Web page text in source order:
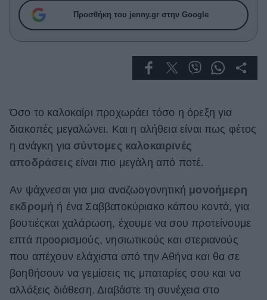
Celebrities
Συνεντεύξεις
Who
Ζώδια
Living
Cooking
Green
Αφιερώματα
ΒΟΞ
Προσθήκη του jenny.gr στην Google
Όσο το καλοκαίρι προχωράει τόσο η όρεξη για
διακοπές μεγαλώνει. Και η αλήθεια είναι πως φέτος
η ανάγκη για σύντομες καλοκαιρινές
αποδράσεις είναι πιο μεγάλη από ποτέ.
Αν ψάχνεσαι για μια αναζωογονητική μονοήμερη
εκδρομή ή ένα Σαββατοκύριακο κάπου κοντά, για
βουτιέςκαι χαλάρωση, έχουμε να σου προτείνουμε
επτά προορισμούς, νησιωτικούς και στεριανούς
που απέχουν ελάχιστα από την Αθήνα και θα σε
βοηθήσουν να γεμίσεις τις μπαταρίες σου και να
αλλάξεις διάθεση. Διαβάστε τη συνέχεια στο